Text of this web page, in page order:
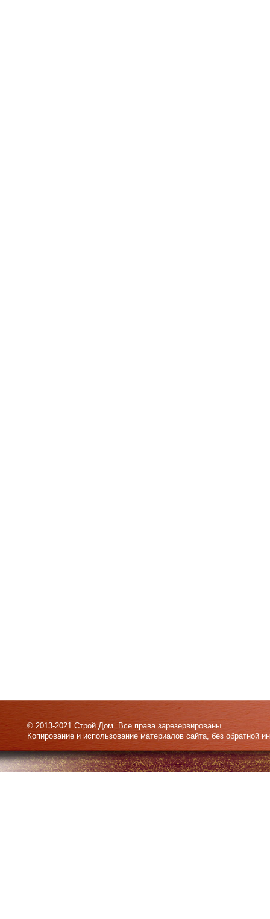
© 2013-2021 Строй Дом. Все права зарезервированы.
Копирование и использование материалов сайта, без обратной